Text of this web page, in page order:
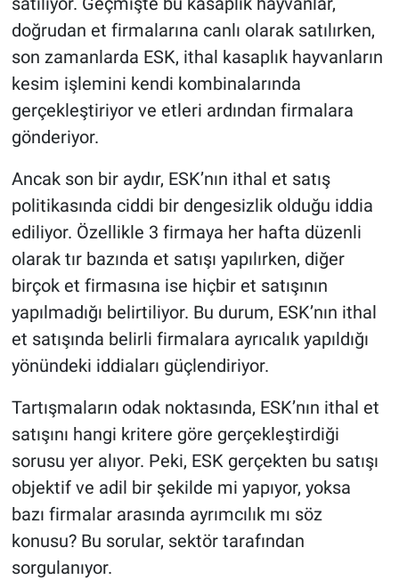
doğrudan et firmalarına canlı olarak satılırken,
son zamanlarda ESK, ithal kasaplık hayvanların
kesim işlemini kendi kombinalarında
gerçekleştiriyor ve etleri ardından firmalara
gönderiyor.
Ancak son bir aydır, ESK’nın ithal et satış
politikasında ciddi bir dengesizlik olduğu iddia
ediliyor. Özellikle 3 firmaya her hafta düzenli
olarak tır bazında et satışı yapılırken, diğer
birçok et firmasına ise hiçbir et satışının
yapılmadığı belirtiliyor. Bu durum, ESK’nın ithal
et satışında belirli firmalara ayrıcalık yapıldığı
yönündeki iddiaları güçlendiriyor.
Tartışmaların odak noktasında, ESK’nın ithal et
satışını hangi kritere göre gerçekleştirdiği
sorusu yer alıyor. Peki, ESK gerçekten bu satışı
objektif ve adil bir şekilde mi yapıyor, yoksa
bazı firmalar arasında ayrımcılık mı söz
konusu? Bu sorular, sektör tarafından
sorgulanıyor.